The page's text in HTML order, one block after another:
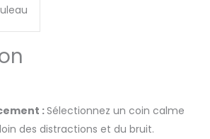
:Sélectionnez un coin calme
des distractions et du bruit.